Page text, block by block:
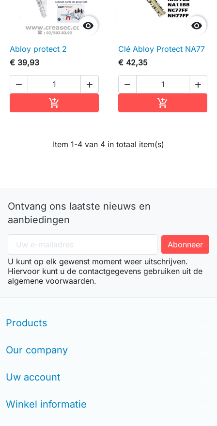

Abloy protect 2
€ 39,93
 


Clé Abloy Protect NA77
€ 42,35
 

Item 1-4 van 4 in totaal item(s)
Ontvang ons laatste nieuws en
aanbiedingen
U kunt op elk gewenst moment weer uitschrijven.
Hiervoor kunt u de contactgegevens gebruiken uit de
algemene voorwaarden.
Products
Our company
Uw account
Winkel informatie